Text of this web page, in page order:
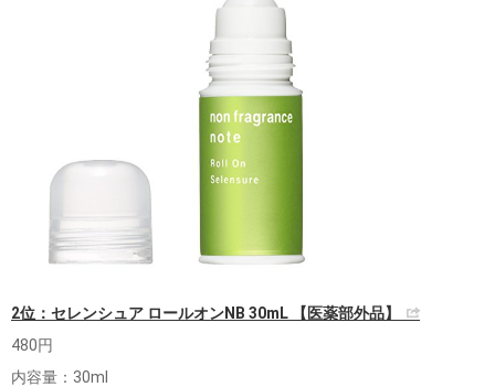
2位：セレンシュア ロールオンNB 30mL 【医薬部外品】
480円
内容量：30ml